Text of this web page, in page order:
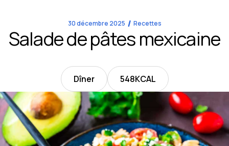
30 décembre 2025 Recettes
Salade de pâtes mexicaine
Dîner 548KCAL